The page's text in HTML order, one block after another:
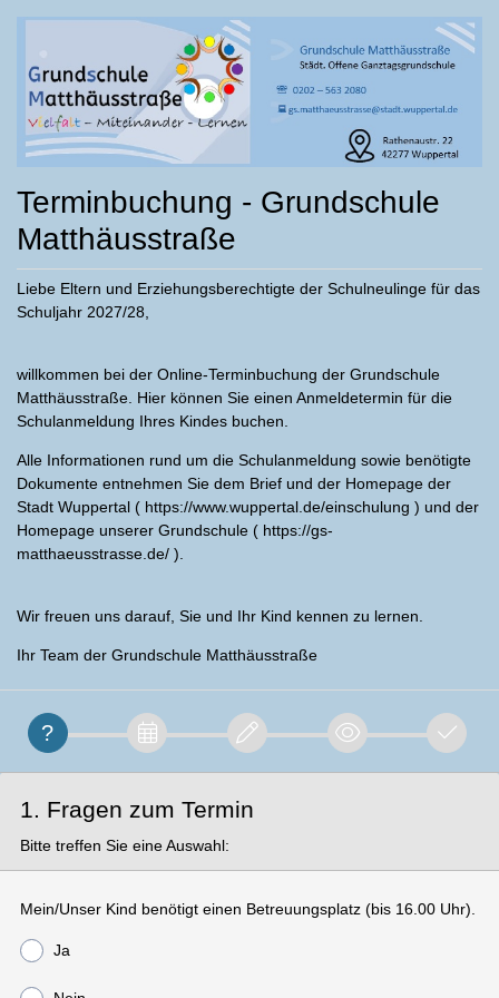
Terminbuchung - Grundschule
Matthäusstraße
Liebe Eltern und Erziehungsberechtigte der Schulneulinge für das
Schuljahr 2027/28,
willkommen bei der Online-Terminbuchung der Grundschule
Matthäusstraße. Hier können Sie einen Anmeldetermin für die
Schulanmeldung Ihres Kindes buchen.
Alle Informationen rund um die Schulanmeldung sowie benötigte
Dokumente entnehmen Sie dem Brief und der Homepage der
Stadt Wuppertal ( https://www.wuppertal.de/einschulung ) und der
Homepage unserer Grundschule ( https://gs-
matthaeusstrasse.de/ ).
Wir freuen uns darauf, Sie und Ihr Kind kennen zu lernen.
Ihr Team der Grundschule Matthäusstraße
1. Fragen zum Termin
Bitte treffen Sie eine Auswahl:
Mein/Unser Kind benötigt einen Betreuungsplatz (bis 16.00 Uhr).
Ja